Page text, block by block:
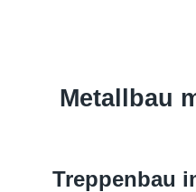
Metallbau
Treppenbau